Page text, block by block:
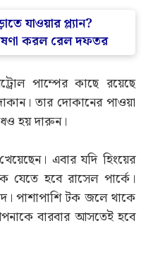
যাওয়ার প্ল্যান?
করল রেল দফতর
পাম্পের কাছে রয়েছে
তার দোকানের পাওয়া
হয় দারুন।
এবার যদি হিংয়ের
হবে রাসেল পার্কে।
পাশাপাশি টক জলে থাকে
বারবার আসতেই হবে